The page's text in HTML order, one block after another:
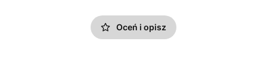
Oceń i opisz